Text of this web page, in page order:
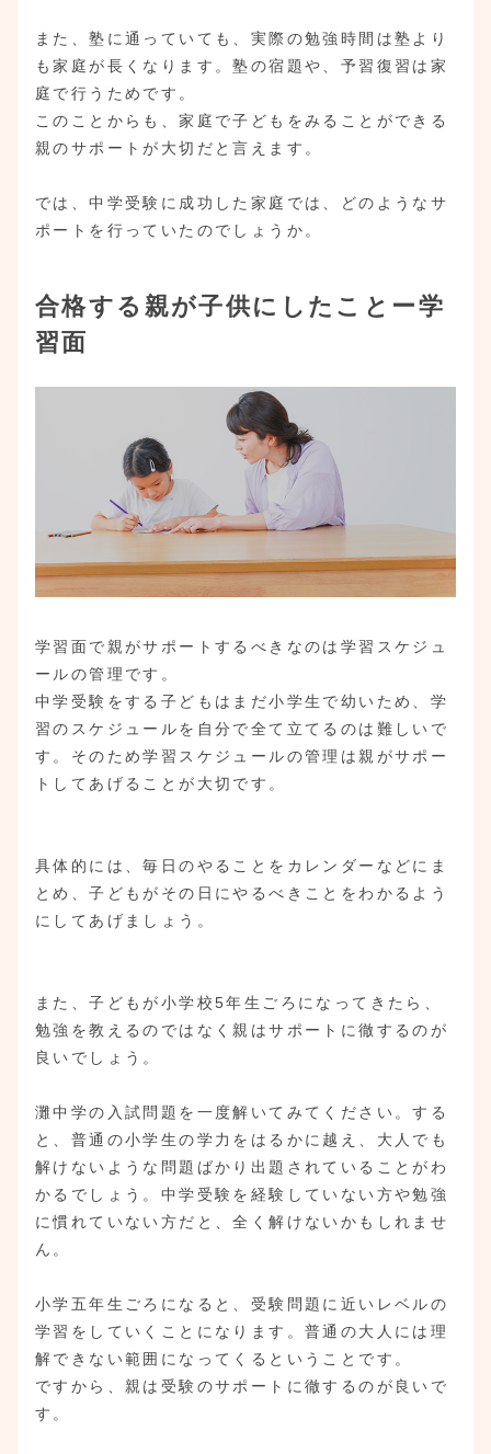
また、塾に通っていても、実際の勉強時間は塾より
も家庭が長くなります。塾の宿題や、予習復習は家
庭で行うためです。
このことからも、家庭で子どもをみることができる
親のサポートが大切だと言えます。
では、中学受験に成功した家庭では、どのようなサ
ポートを行っていたのでしょうか。
合格する親が子供にしたことー学
習面
学習面で親がサポートするべきなのは学習スケジュ
ールの管理です。
中学受験をする子どもはまだ小学生で幼いため、学
習のスケジュールを自分で全て立てるのは難しいで
す。そのため学習スケジュールの管理は親がサポー
トしてあげることが大切です。
具体的には、毎日のやることをカレンダーなどにま
とめ、子どもがその日にやるべきことをわかるよう
にしてあげましょう。
また、子どもが小学校5年生ごろになってきたら、
勉強を教えるのではなく親はサポートに徹するのが
良いでしょう。
灘中学の入試問題を一度解いてみてください。する
と、普通の小学生の学力をはるかに越え、大人でも
解けないような問題ばかり出題されていることがわ
かるでしょう。中学受験を経験していない方や勉強
に慣れていない方だと、全く解けないかもしれませ
ん。
小学五年生ごろになると、受験問題に近いレベルの
学習をしていくことになります。普通の大人には理
解できない範囲になってくるということです。
ですから、親は受験のサポートに徹するのが良いで
す。